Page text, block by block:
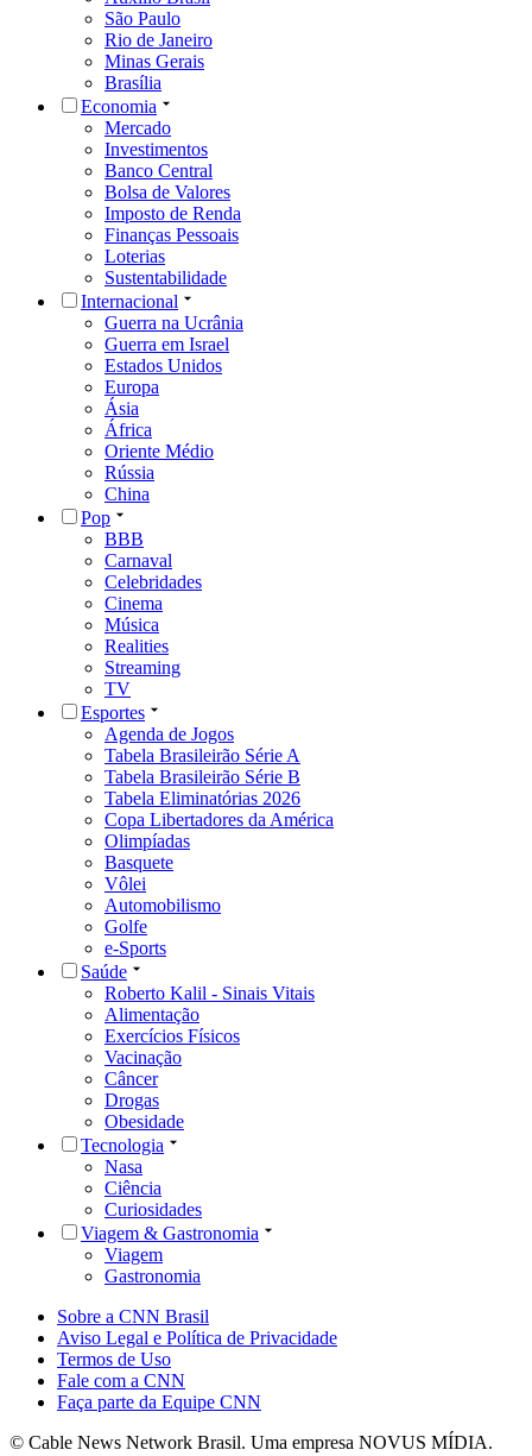
São Paulo
Rio de Janeiro
Minas Gerais
Brasília
Economia
Mercado
Investimentos
Banco Central
Bolsa de Valores
Imposto de Renda
Finanças Pessoais
Loterias
Sustentabilidade
Internacional
Guerra na Ucrânia
Guerra em Israel
Estados Unidos
Europa
Ásia
África
Oriente Médio
Rússia
China
Pop
BBB
Carnaval
Celebridades
Cinema
Música
Realities
Streaming
TV
Esportes
Agenda de Jogos
Tabela Brasileirão Série A
Tabela Brasileirão Série B
Tabela Eliminatórias 2026
Copa Libertadores da América
Olimpíadas
Basquete
Vôlei
Automobilismo
Golfe
e-Sports
Saúde
Roberto Kalil - Sinais Vitais
Alimentação
Exercícios Físicos
Vacinação
Câncer
Drogas
Obesidade
Tecnologia
Nasa
Ciência
Curiosidades
Viagem & Gastronomia
Viagem
Gastronomia
Sobre a CNN Brasil
Aviso Legal e Política de Privacidade
Termos de Uso
Fale com a CNN
Faça parte da Equipe CNN
© Cable News Network Brasil. Uma empresa NOVUS MÍDIA.